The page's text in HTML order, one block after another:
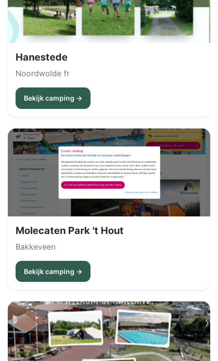
Hanestede
Noordwolde fr
Bekijk camping →
Molecaten Park 't Hout
Bakkeveen
Bekijk camping →